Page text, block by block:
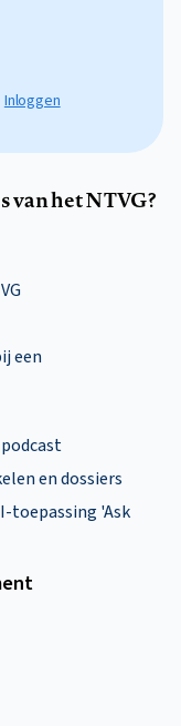
Inloggen
van het NTVG?
een
en dossiers
toepassing 'Ask